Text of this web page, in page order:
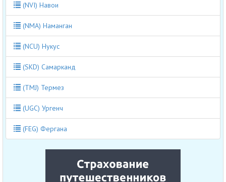
(NVI) Навои
(NMA) Наманган
(NCU) Нукус
(SKD) Самарканд
(TMJ) Термез
(UGC) Ургенч
(FEG) Фергана